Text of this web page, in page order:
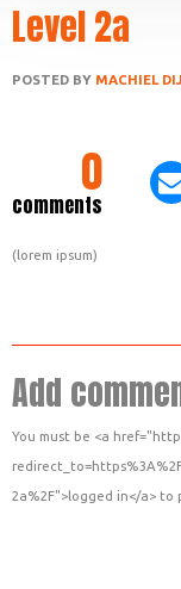
Level 2a
POSTED BY MACHIEL
0
comments
(lorem ipsum)
Add
You must be <a
2a%2F">logged in</a> to